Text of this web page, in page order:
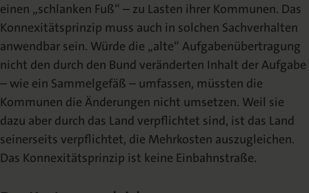
einen „schlanken Fuß“ – zu Lasten ihrer Kommunen. Das
Konnexitätsprinzip muss auch in solchen Sachverhalten
anwendbar sein. Würde die „alte“ Aufgabenübertragung
nicht den durch den Bund veränderten Inhalt der Aufgabe
– wie ein Sammelgefäß – umfassen, müssten die
Kommunen die Änderungen nicht umsetzen. Weil sie
dazu aber durch das Land verpflichtet sind, ist das Land
seinerseits verpflichtet, die Mehrkosten auszugleichen.
Das Konnexitätsprinzip ist keine Einbahnstraße.